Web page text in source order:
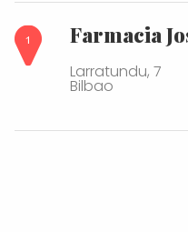
Farmacia
Larratundu, 7
Bilbao